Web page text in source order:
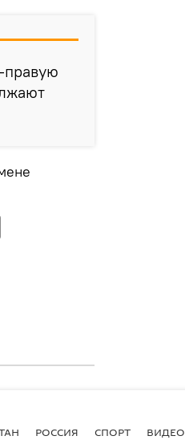
правую
РОССИЯ СПОРТ ВИДЕО